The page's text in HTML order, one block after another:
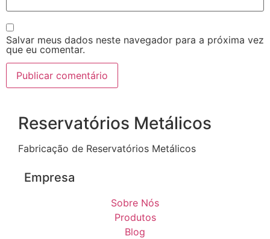
Salvar meus dados neste navegador para a próxima vez
que eu comentar.
Reservatórios Metálicos
Fabricação de Reservatórios Metálicos
Empresa
Sobre Nós
Produtos
Blog